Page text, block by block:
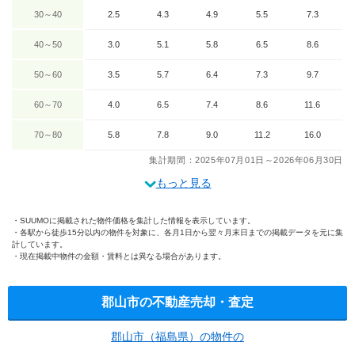
30～40 2.5 4.3 4.9 5.5 7.3
40～50 3.0 5.1 5.8 6.5 8.6
50～60 3.5 5.7 6.4 7.3 9.7
60～70 4.0 6.5 7.4 8.6 11.6
70～80 5.8 7.8 9.0 11.2 16.0
集計期間：2025年07月01日～2026年06月30日
もっと見る
SUUMOに掲載された物件価格を集計した情報を表示しています。
各駅から徒歩15分以内の物件を対象に、各月1日から翌々月末日までの掲載データを元に集
計しています。
現在掲載中物件の金額・賃料とは異なる場合があります。
郡山市の不動産売却・査定
郡山市（福島県）の物件の